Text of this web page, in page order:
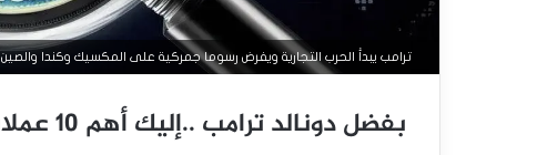
ترامب يبدأ الحرب التجارية ويفرض رسوما جمركية على المكسيك وكندا والصين
بفضل دونالد ترامب ..إليك أهم 10 عملات رقمية حققت ارتفاعات مذهلة